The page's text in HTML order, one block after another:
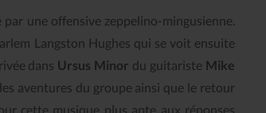
une offensive zeppelino-mingusienne.
Langston Hughes qui se voit ensuite
dans Ursus Minor du guitariste Mike
aventures du groupe ainsi que le retour
cette musique plus apte aux réponses